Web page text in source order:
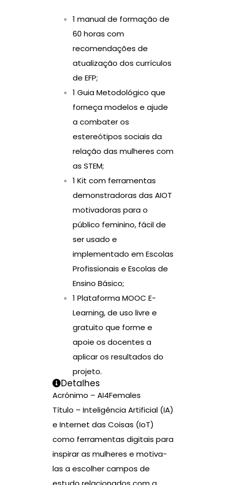
1 manual de formação de
60 horas com
recomendações de
atualização dos currículos
de EFP;
1 Guia Metodológico que
forneça modelos e ajude
a combater os
estereótipos sociais da
relação das mulheres com
as STEM;
1 Kit com ferramentas
demonstradoras das AIOT
motivadoras para o
público feminino, fácil de
ser usado e
implementado em Escolas
Profissionais e Escolas de
Ensino Básico;
1 Plataforma MOOC E-
Learning, de uso livre e
gratuito que forme e
apoie os docentes a
aplicar os resultados do
projeto.
Detalhes
Acrónimo – AI4Females
Título – Inteligência Artificial (IA)
e Internet das Coisas (IoT)
como ferramentas digitais para
inspirar as mulheres e motiva-
las a escolher campos de